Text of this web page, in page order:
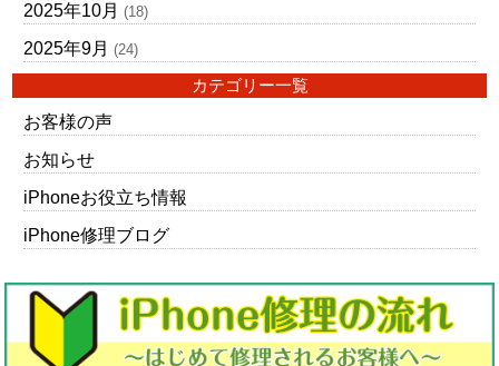
2025年10月 (18)
2025年9月 (24)
カテゴリー一覧
お客様の声
お知らせ
iPhoneお役立ち情報
iPhone修理ブログ